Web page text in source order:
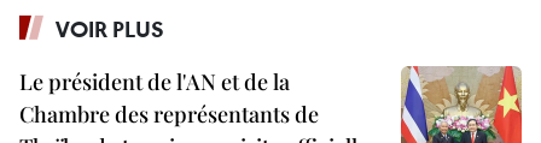
VOIR PLUS
Le président de l'AN et de la
Chambre des représentants de